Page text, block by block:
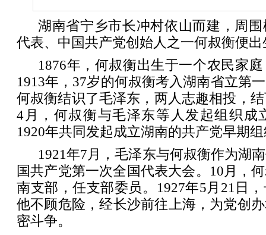
湖南省宁乡市长冲村依山而建，周
代表、中国共产党创始人之一何叔衡便
1876年，何叔衡出生于一个农民家
1913年，37岁的何叔衡考入湖南省立第
何叔衡结识了毛泽东，两人志趣相投，
4月，何叔衡与毛泽东等人发起组织成
1920年共同发起成立湖南的共产党早期
1921年7月，毛泽东与何叔衡作为湖
国共产党第一次全国代表大会。10月，
南支部，任支部委员。1927年5月21日
他不顾危险，经长沙前往上海，为党创
密斗争。